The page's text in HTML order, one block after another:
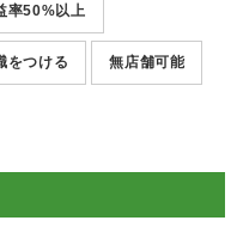
率50%以上
をつける 無店舗可能